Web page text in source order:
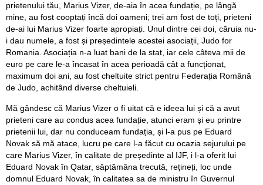
prietenului tău, Marius Vizer, de-aia în acea fundație, pe lângă
mine, au fost cooptați încă doi oameni; trei am fost de toți, prieteni
de-ai lui Marius Vizer foarte apropiați. Unul dintre cei doi, căruia nu-
i dau numele, a fost și președintele acestei asociații, Judo for
Romania. Asociația n-a luat bani de la stat, iar cele câteva mii de
euro pe care le-a încasat în acea perioadă cât a funcționat,
maximum doi ani, au fost cheltuite strict pentru Federația Română
de Judo, achitând diverse cheltuieli.
Mă gândesc că Marius Vizer o fi uitat că e ideea lui și că a avut
prieteni care au condus acea fundație, atunci eram și eu printre
prietenii lui, dar nu conduceam fundația, și l-a pus pe Eduard
Novak să mă atace, lucru pe care l-a făcut cu ocazia sejurului pe
care Marius Vizer, în calitate de președinte al IJF, i l-a oferit lui
Eduard Novak în Qatar, săptămâna trecută, rețineți, loc unde
domnul Eduard Novak, în calitatea sa de ministru în Guvernul